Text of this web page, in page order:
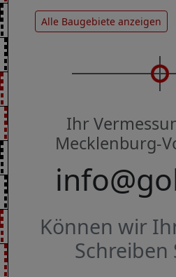
Alle Baugebiete anzeigen
Ihr
Mecklenburg-
Können wir
Schreiben